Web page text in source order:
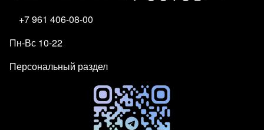
+7 961 406-08-00
Пн-Вс 10-22
Персональный раздел